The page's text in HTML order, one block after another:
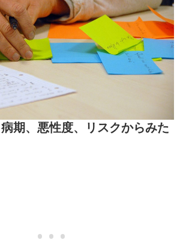
期、悪性度、リスクからみた